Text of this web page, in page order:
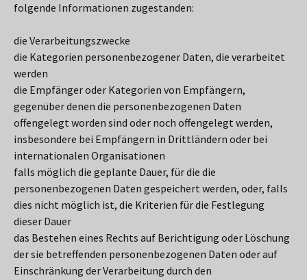
folgende Informationen zugestanden:
die Verarbeitungszwecke
die Kategorien personenbezogener Daten, die verarbeitet
werden
die Empfänger oder Kategorien von Empfängern,
gegenüber denen die personenbezogenen Daten
offengelegt worden sind oder noch offengelegt werden,
insbesondere bei Empfängern in Drittländern oder bei
internationalen Organisationen
falls möglich die geplante Dauer, für die die
personenbezogenen Daten gespeichert werden, oder, falls
dies nicht möglich ist, die Kriterien für die Festlegung
dieser Dauer
das Bestehen eines Rechts auf Berichtigung oder Löschung
der sie betreffenden personenbezogenen Daten oder auf
Einschränkung der Verarbeitung durch den